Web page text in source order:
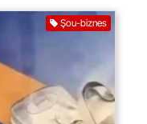
Şou-biznes